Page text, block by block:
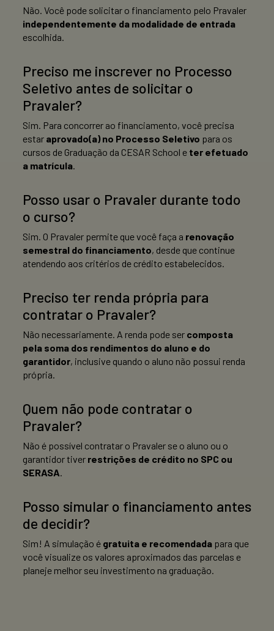
Não. Você pode solicitar o financiamento pelo Pravaler
independentemente da modalidade de entrada
escolhida.
Preciso me inscrever no Processo
Seletivo antes de solicitar o
Pravaler?
Sim. Para concorrer ao financiamento, você precisa
estar aprovado(a) no Processo Seletivo para os
cursos de Graduação da CESAR School e ter efetuado
a matrícula.
Posso usar o Pravaler durante todo
o curso?
Sim. O Pravaler permite que você faça a renovação
semestral do financiamento, desde que continue
atendendo aos critérios de crédito estabelecidos.
Preciso ter renda própria para
contratar o Pravaler?
Não necessariamente. A renda pode ser composta
pela soma dos rendimentos do aluno e do
garantidor, inclusive quando o aluno não possui renda
própria.
Quem não pode contratar o
Pravaler?
Não é possível contratar o Pravaler se o aluno ou o
garantidor tiver restrições de crédito no SPC ou
SERASA.
Posso simular o financiamento antes
de decidir?
Sim! A simulação é gratuita e recomendada para que
você visualize os valores aproximados das parcelas e
planeje melhor seu investimento na graduação.